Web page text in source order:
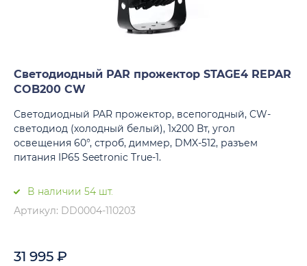
Светодиодный PAR прожектор STAGE4 REPAR
COB200 CW
Светодиодный PAR прожектор, всепогодный, CW-
светодиод (холодный белый), 1х200 Вт, угол
освещения 60°, строб, диммер, DMX-512, разъем
питания IP65 Seetronic True-1.
В наличии 54 шт.
Артикул: DD0004-110203
31 995 ₽